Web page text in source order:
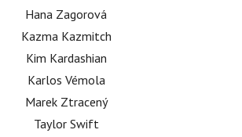
Hana Zagorová
Kazma Kazmitch
Kim Kardashian
Karlos Vémola
Marek Ztracený
Taylor Swift